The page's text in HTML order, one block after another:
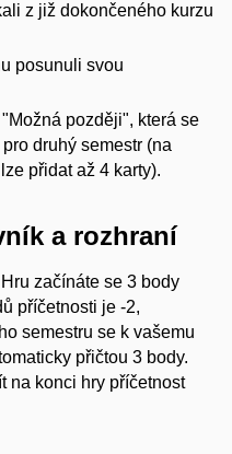
z již dokončeného kurzu
posunuli svou
později", která se
druhý semestr (na
přidat až 4 karty).
a rozhraní
začínáte se 3 body
příčetnosti je -2,
semestru se k vašemu
přičtou 3 body.
na konci hry příčetnost